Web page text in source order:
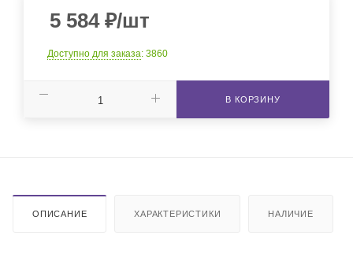
5 584₽/шт
Доступно для заказа: 3860
В КОРЗИНУ
ОПИСАНИЕ ХАРАКТЕРИСТИКИ НАЛИЧИЕ